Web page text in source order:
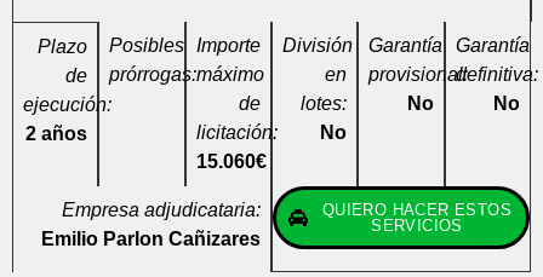
Plazo
de
ejecución:
2 años
Posibles
prórrogas:
Importe
máximo
de
licitación:
15.060€
División
en
lotes:
No
Garantía
provisional:
No
Garantía
definitiva:
No
Empresa adjudicataria:
Emilio Parlon Cañizares
QUIERO HACER ESTOS
SERVICIOS